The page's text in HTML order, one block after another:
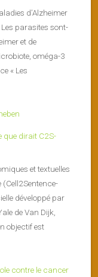
d’Alzheimer
parasites sont-
et de
oméga-3
« Les
que dirait C2S-
et textuelles
développé par
de Van Dijk,
objectif est